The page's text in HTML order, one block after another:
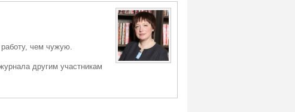
чем чужую.
другим участникам